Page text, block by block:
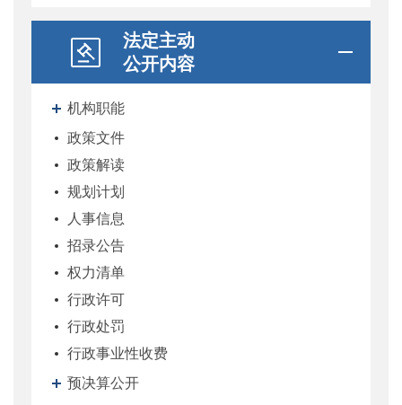
法定主动
公开内容
机构职能
政策文件
政策解读
规划计划
人事信息
招录公告
权力清单
行政许可
行政处罚
行政事业性收费
预决算公开